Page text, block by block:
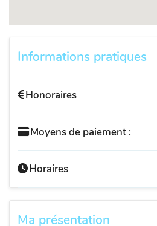
Informations pratiques
Honoraires
Moyens de paiement :
Horaires
Ma présentation